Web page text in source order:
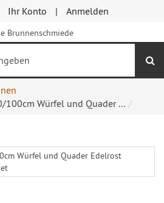
Ihr Konto Anmelden
100cm Würfel und Quader ...